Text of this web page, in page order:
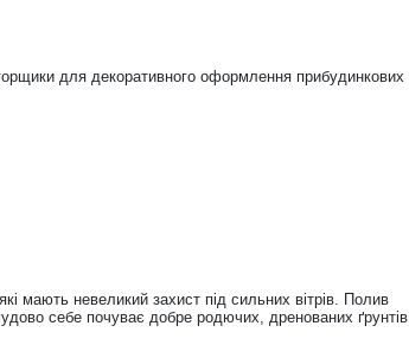
для декоративного оформлення прибудинкових
мають невеликий захист під сильних вітрів. Полив
себе почуває добре родючих, дренованих ґрунтів.